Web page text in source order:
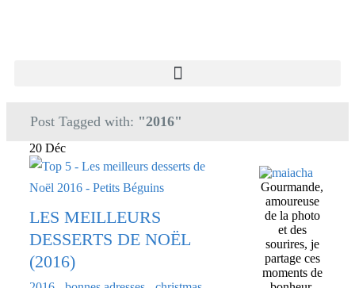
Post Tagged with: "2016"
20 Déc
LES MEILLEURS
DESSERTS DE NOËL
(2016)
Gourmande,
amoureuse
de la photo
et des
sourires, je
partage ces
moments de